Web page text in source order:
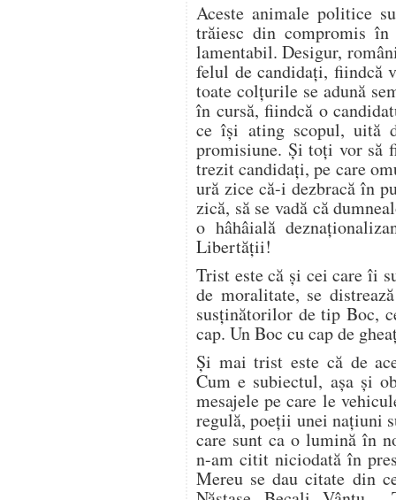
Aceste animale politice
trăiesc din compromis
lamentabil. Desigur,
felul de candidaţi, fiindcă
toate colţurile se adună
în cursă, fiindcă o
ce îşi ating scopul, uită
promisiune. Şi toţi vor să
trezit candidaţi, pe care
ură zice că-i dezbracă în
zică, să se vadă că
o hâhâială
Libertăţii!
Trist este că şi cei care îi
de moralitate, se
susţinătorilor de tip Boc,
cap. Un Boc cu cap de
Şi mai trist este că de
Cum e subiectul, aşa şi
mesajele pe care le
regulă, poeţii unei naţiuni
care sunt ca o lumină în
n-am citit niciodată în
Mereu se dau citate din